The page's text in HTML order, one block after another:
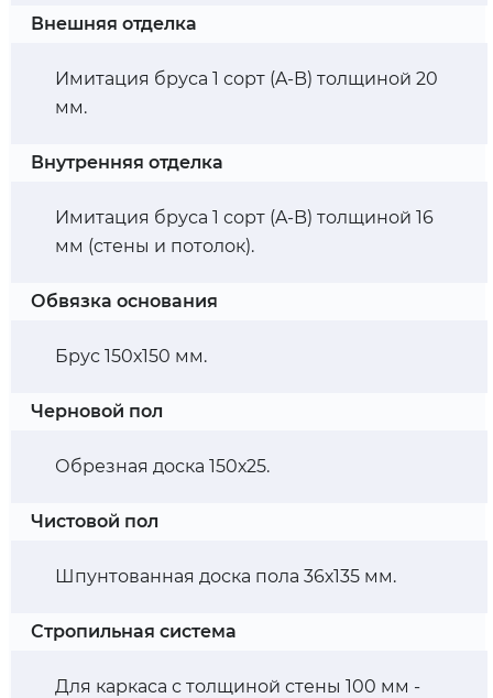
Внешняя отделка
Имитация бруса 1 сорт (A-B) толщиной 20
мм.
Внутренняя отделка
Имитация бруса 1 сорт (A-B) толщиной 16
мм (стены и потолок).
Обвязка основания
Брус 150х150 мм.
Черновой пол
Обрезная доска 150х25.
Чистовой пол
Шпунтованная доска пола 36х135 мм.
Стропильная система
Для каркаса с толщиной стены 100 мм -